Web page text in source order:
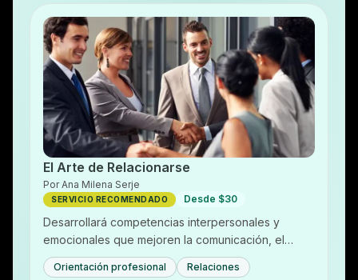
El Arte de Relacionarse
Por Ana Milena Serje
SERVICIO RECOMENDADO Desde $30
Desarrollará competencias interpersonales y
emocionales que mejoren la comunicación, el
trabajo en equipo y la capacidad de liderazgo,
facilitando un…
Orientación profesional Relaciones